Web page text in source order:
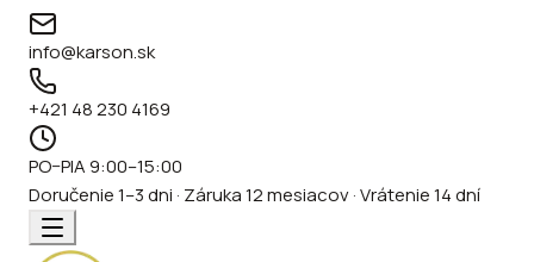
info@karson.sk
+421 48 230 4169
PO–PIA 9:00–15:00
Doručenie 1–3 dni · Záruka 12 mesiacov · Vrátenie 14 dní